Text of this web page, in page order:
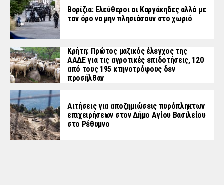
Βορίζια: Ελεύθεροι οι Καργάκηδες αλλά με
τον όρο να μην πλησιάσουν στο χωριό
Κρήτη: Πρώτος μαζικός έλεγχος της
ΑΑΔΕ για τις αγροτικές επιδοτήσεις, 120
από τους 195 κτηνοτρόφους δεν
προσήλθαν
Αιτήσεις για αποζημιώσεις πυρόπληκτων
επιχειρήσεων στον Δήμο Αγίου Βασιλείου
στο Ρέθυμνο